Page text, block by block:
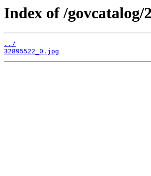
Index of /govcatalog/
../
32895522_0.jpg